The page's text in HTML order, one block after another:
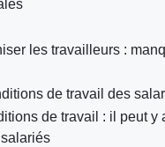
les travailleurs :
de travail des
de travail : il peut